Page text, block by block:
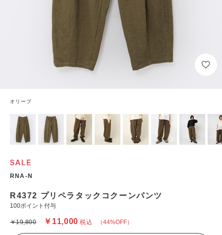
オリーブ
RNA-N
R4372 プリペラタックコクーンパンツ
100ポイント付与
（44%OFF）
￥11,000 税込
￥19,800